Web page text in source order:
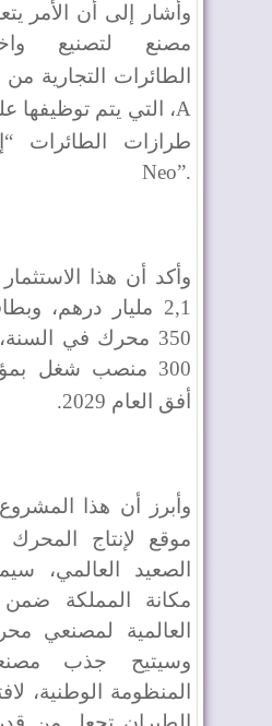
وأشار إلى أن الأمر
مصنع لتصنيع
الطائرات التجارية
A، التي يتم
طرازات الطائرات
Neo”.
وأكد أن هذا
2,1 مليار درهم،
350 محرك في
300 منصب شغل
أفق العام 2029
.
وأبرز أن هذا
موقع لإنتاج المحرك
الصعيد العالمي،
مكانة المملكة
العالمية لمصنعي
وسيتيح جذب
المنظومة الوطنية،